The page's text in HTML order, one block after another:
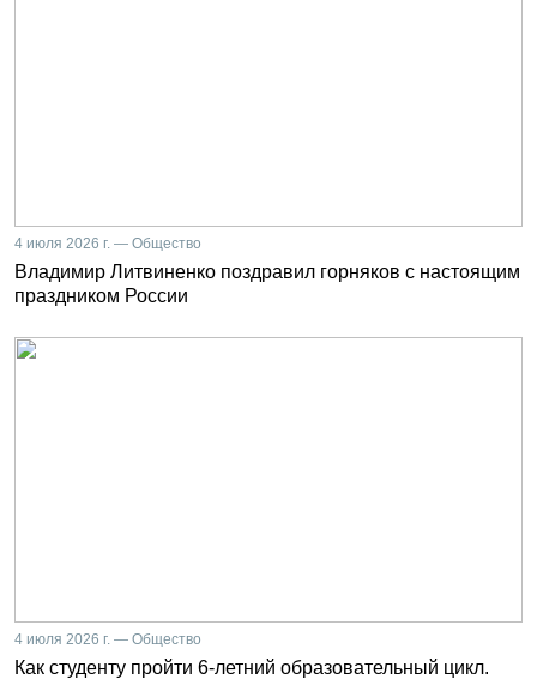
4 июля 2026 г. — Общество
Владимир Литвиненко поздравил горняков с настоящим
праздником России
4 июля 2026 г. — Общество
Как студенту пройти 6-летний образовательный цикл.